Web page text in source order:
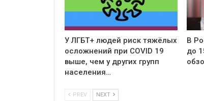
У ЛГБТ+ людей риск тяжёлых
осложнений при COVID 19
выше, чем у других групп
населения…
В
до
PREV NEXT